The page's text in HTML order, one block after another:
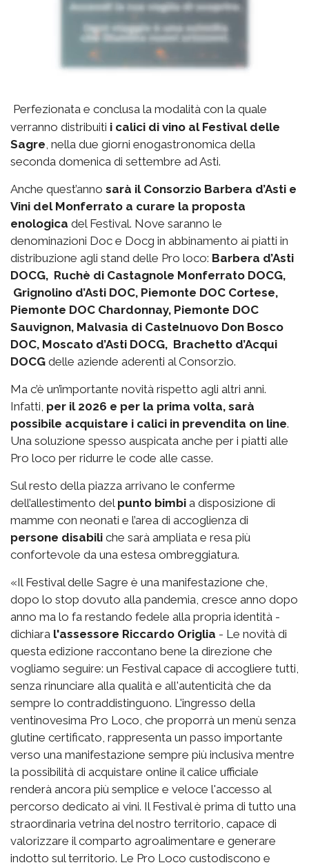
Perfezionata e conclusa la modalità con la quale
verranno distribuiti i calici di vino al Festival delle
Sagre, nella due giorni enogastronomica della
seconda domenica di settembre ad Asti.
Anche quest’anno sarà il Consorzio Barbera d’Asti e
Vini del Monferrato a curare la proposta
enologica del Festival. Nove saranno le
denominazioni Doc e Docg in abbinamento ai piatti in
distribuzione agli stand delle Pro loco: Barbera d’Asti
DOCG, Ruchè di Castagnole Monferrato DOCG,
Grignolino d’Asti DOC, Piemonte DOC Cortese,
Piemonte DOC Chardonnay, Piemonte DOC
Sauvignon, Malvasia di Castelnuovo Don Bosco
DOC, Moscato d’Asti DOCG, Brachetto d’Acqui
DOCG delle aziende aderenti al Consorzio.
Ma c’è un’importante novità rispetto agli altri anni.
Infatti, per il 2026 e per la prima volta, sarà
possibile acquistare i calici in prevendita on line.
Una soluzione spesso auspicata anche per i piatti alle
Pro loco per ridurre le code alle casse.
Sul resto della piazza arrivano le conferme
dell’allestimento del punto bimbi a disposizione di
mamme con neonati e l’area di accoglienza di
persone disabili che sarà ampliata e resa più
confortevole da una estesa ombreggiatura.
«Il Festival delle Sagre è una manifestazione che,
dopo lo stop dovuto alla pandemia, cresce anno dopo
anno ma lo fa restando fedele alla propria identità -
dichiara l'assessore Riccardo Origlia - Le novità di
questa edizione raccontano bene la direzione che
vogliamo seguire: un Festival capace di accogliere tutti,
senza rinunciare alla qualità e all'autenticità che da
sempre lo contraddistinguono. L'ingresso della
ventinovesima Pro Loco, che proporrà un menù senza
glutine certificato, rappresenta un passo importante
verso una manifestazione sempre più inclusiva mentre
la possibilità di acquistare online il calice ufficiale
renderà ancora più semplice e veloce l'accesso al
percorso dedicato ai vini. Il Festival è prima di tutto una
straordinaria vetrina del nostro territorio, capace di
valorizzare il comparto agroalimentare e generare
indotto sul territorio. Le Pro Loco custodiscono e